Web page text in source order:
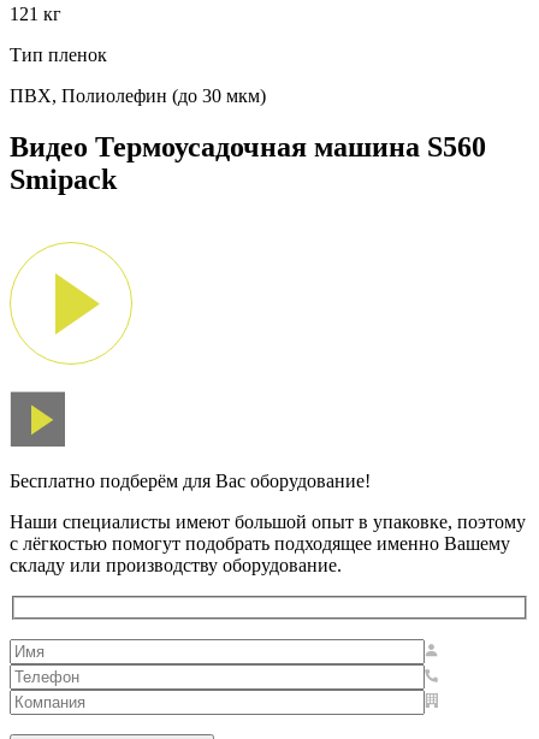
121 кг
Тип пленок
ПВХ, Полиолефин (до 30 мкм)
Видео Термоусадочная машина S560
Smipack
Бесплатно подберём для Вас оборудование!
Наши специалисты имеют большой опыт в упаковке, поэтому
с лёгкостью помогут подобрать подходящее именно Вашему
складу или производству оборудование.